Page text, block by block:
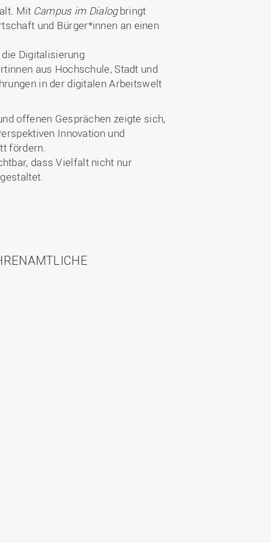
Mit Campus im Dialogbringt
und Bürger*innen an einen
die Digitalisierung
aus Hochschule, Stadt und
in der digitalen Arbeitswelt
offenen Gesprächen zeigte sich,
Innovation und
fördern.
dass Vielfalt nicht nur